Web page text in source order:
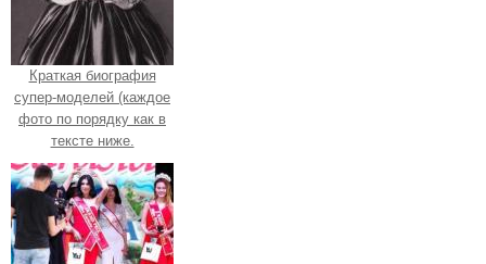
Краткая биография
супер-моделей (каждое
фото по порядку как в
тексте ниже.